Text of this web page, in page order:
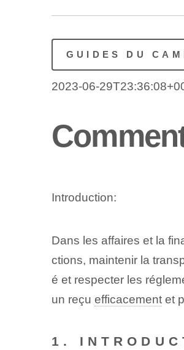
GUIDES DU
2023-06-
Introduction:
Dans les affaires et la
ctions, maintenir la
é et respecter les
un reçu efficacementet
1.